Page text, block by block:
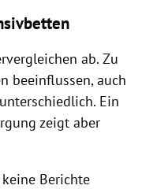
ab. Zu
beeinflussen, auch
Ein
zeigt aber
Berichte